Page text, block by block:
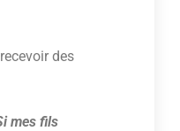
des
mes fils